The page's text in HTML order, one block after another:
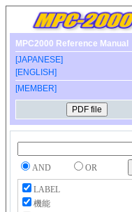
MPC2000 Reference Manual
[JAPANESE]
[ENGLISH]
[MEMBER]
AND OR
LABEL
機能